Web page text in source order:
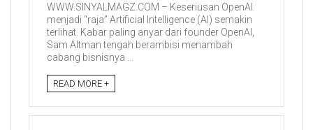
WWW.SINYALMAGZ.COM – Keseriusan OpenAI
menjadi “raja” Artificial Intelligence (AI) semakin
terlihat. Kabar paling anyar dari founder OpenAI,
Sam Altman tengah berambisi menambah
cabang bisnisnya ...
READ MORE +